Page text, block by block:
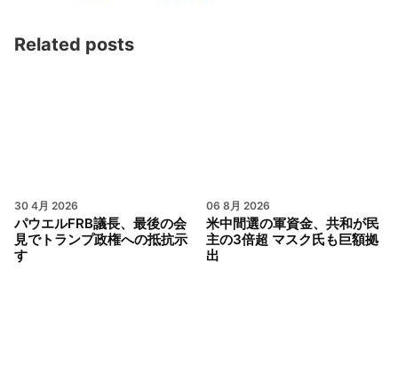
Related posts
30 4月 2026
パウエルFRB議長、最後の会
見でトランプ政権への抵抗示
す
06 8月 2026
米中間選の軍資金、共和が民
主の3倍超 マスク氏も巨額拠
出